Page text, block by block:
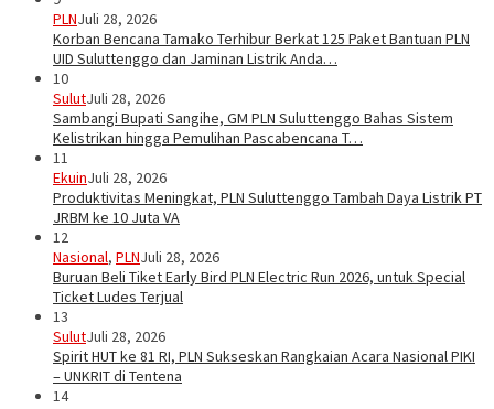
PLNJuli 28, 2026
Korban Bencana Tamako Terhibur Berkat 125 Paket Bantuan PLN
UID Suluttenggo dan Jaminan Listrik Anda…
10
SulutJuli 28, 2026
Sambangi Bupati Sangihe, GM PLN Suluttenggo Bahas Sistem
Kelistrikan hingga Pemulihan Pascabencana T…
11
EkuinJuli 28, 2026
Produktivitas Meningkat, PLN Suluttenggo Tambah Daya Listrik PT
JRBM ke 10 Juta VA
12
Nasional, PLNJuli 28, 2026
Buruan Beli Tiket Early Bird PLN Electric Run 2026, untuk Special
Ticket Ludes Terjual
13
SulutJuli 28, 2026
Spirit HUT ke 81 RI, PLN Sukseskan Rangkaian Acara Nasional PIKI
– UNKRIT di Tentena
14